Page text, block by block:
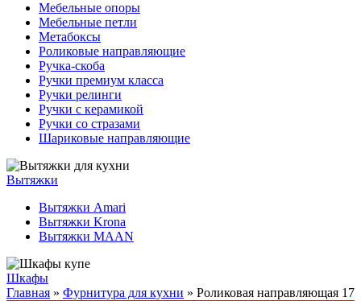
Мебельные опоры
Мебельные петли
Метабоксы
Роликовые направляющие
Ручка-скоба
Ручки премиум класса
Ручки релинги
Ручки с керамикой
Ручки со стразами
Шариковые направляющие
Вытяжки
Вытяжки Amari
Вытяжки Krona
Вытяжки MAAN
Шкафы
Главная » Фурнитура для кухни » Роликовая направляющая 17